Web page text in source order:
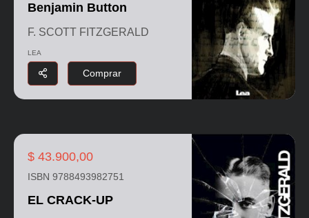
Benjamin Button
F. SCOTT FITZGERALD
LEA
Comprar
$ 43.900,00
ISBN 9788493982751
EL CRACK-UP